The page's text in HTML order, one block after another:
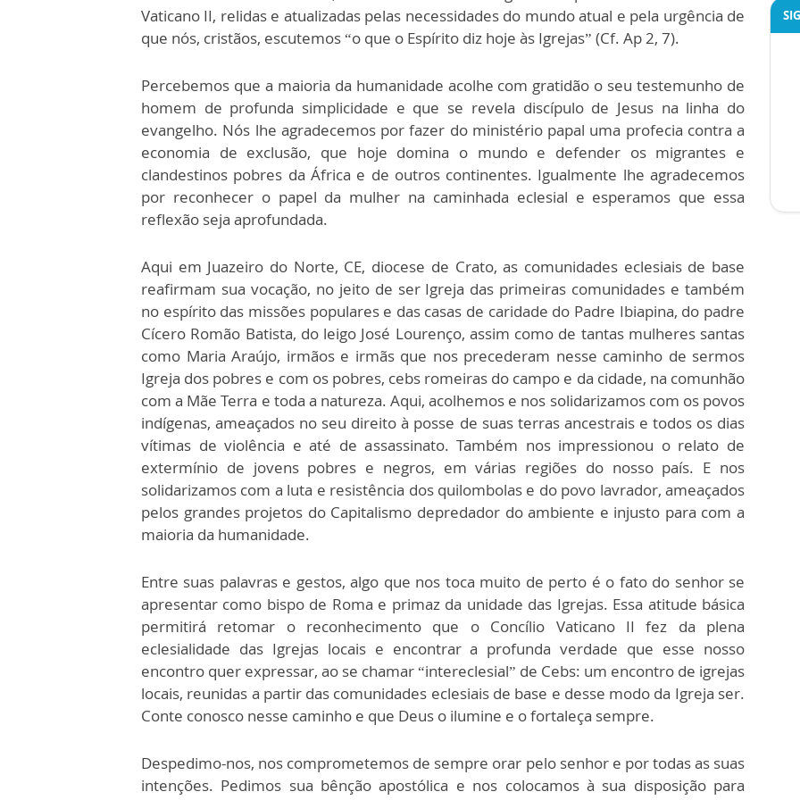
Vaticano II, relidas e atualizadas pelas necessidades do mundo atual e pela urgência de
que nós, cristãos, escutemos “o que o Espírito diz hoje às Igrejas” (Cf. Ap 2, 7).
Percebemos que a maioria da humanidade acolhe com gratidão o seu testemunho de
homem de profunda simplicidade e que se revela discípulo de Jesus na linha do
evangelho. Nós lhe agradecemos por fazer do ministério papal uma profecia contra a
economia de exclusão, que hoje domina o mundo e defender os migrantes e
clandestinos pobres da África e de outros continentes. Igualmente lhe agradecemos
por reconhecer o papel da mulher na caminhada eclesial e esperamos que essa
reflexão seja aprofundada.
Aqui em Juazeiro do Norte, CE, diocese de Crato, as comunidades eclesiais de base
reafirmam sua vocação, no jeito de ser Igreja das primeiras comunidades e também
no espírito das missões populares e das casas de caridade do Padre Ibiapina, do padre
Cícero Romão Batista, do leigo José Lourenço, assim como de tantas mulheres santas
como Maria Araújo, irmãos e irmãs que nos precederam nesse caminho de sermos
Igreja dos pobres e com os pobres, cebs romeiras do campo e da cidade, na comunhão
com a Mãe Terra e toda a natureza. Aqui, acolhemos e nos solidarizamos com os povos
indígenas, ameaçados no seu direito à posse de suas terras ancestrais e todos os dias
vítimas de violência e até de assassinato. Também nos impressionou o relato de
extermínio de jovens pobres e negros, em várias regiões do nosso país. E nos
solidarizamos com a luta e resistência dos quilombolas e do povo lavrador, ameaçados
pelos grandes projetos do Capitalismo depredador do ambiente e injusto para com a
maioria da humanidade.
Entre suas palavras e gestos, algo que nos toca muito de perto é o fato do senhor se
apresentar como bispo de Roma e primaz da unidade das Igrejas. Essa atitude básica
permitirá retomar o reconhecimento que o Concílio Vaticano II fez da plena
eclesialidade das Igrejas locais e encontrar a profunda verdade que esse nosso
encontro quer expressar, ao se chamar “intereclesial” de Cebs: um encontro de igrejas
locais, reunidas a partir das comunidades eclesiais de base e desse modo da Igreja ser.
Conte conosco nesse caminho e que Deus o ilumine e o fortaleça sempre.
Despedimo-nos, nos comprometemos de sempre orar pelo senhor e por todas as suas
intenções. Pedimos sua bênção apostólica e nos colocamos à sua disposição para